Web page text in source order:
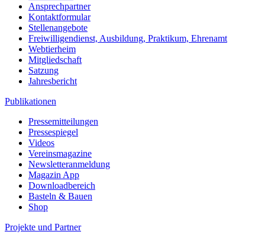
Ansprechpartner
Kontaktformular
Stellenangebote
Freiwilligendienst, Ausbildung, Praktikum, Ehrenamt
Webtierheim
Mitgliedschaft
Satzung
Jahresbericht
Publikationen
Pressemitteilungen
Pressespiegel
Videos
Vereinsmagazine
Newsletteranmeldung
Magazin App
Downloadbereich
Basteln & Bauen
Shop
Projekte und Partner